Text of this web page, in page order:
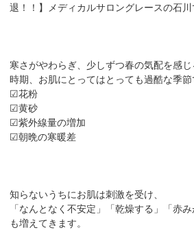
退！！】メディカルサロングレースの石川
寒さがやわらぎ、少しずつ春の気配を感
時期、お肌にとってはとっても過酷な季節
☑花粉
☑黄砂
☑紫外線量の増加
☑朝晩の寒暖差
知らないうちにお肌は刺激を受け、
「なんとなく不安定」「乾燥する」「赤
も増えてきます。